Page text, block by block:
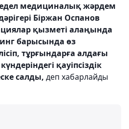
медициналық жәрдем
Біржан Оспанов
қызметі алаңында
барысында өз
тұрғындарға алдағы
қауіпсіздік
салды, деп хабарлайды